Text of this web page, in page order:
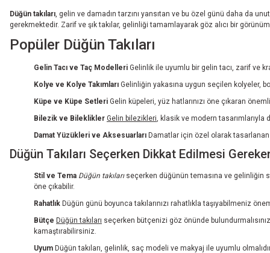
Düğün takıları, gelin ve damadın tarzını yansıtan ve bu özel günü daha da
gerekmektedir. Zarif ve şık takılar, gelinliği tamamlayarak göz alıcı bir
Popüler Düğün Takıları
Gelin Tacı ve Taç Modelleri Gelinlik ile uyumlu bir gelin tacı, zarif ve
Kolye ve Kolye Takımları Gelinliğin yakasına uygun seçilen kolyeler,
Küpe ve Küpe Setleri Gelin küpeleri, yüz hatlarınızı öne çıkaran
Bilezik ve Bileklikler Gelin bilezikleri, klasik ve modern tasarımlarıyla
Damat Yüzükleri ve Aksesuarları Damatlar için özel olarak tasarlanan
Düğün Takıları Seçerken Dikkat Edilmesi
Stil ve Tema Düğün takılarıseçerken düğünün temasına ve gelinliğin
öne çıkabilir.
Rahatlık Düğün günü boyunca takılarınızı rahatlıkla taşıyabilmeniz
Bütçe Düğün takıları seçerken bütçenizi göz önünde
kamaştırabilirsiniz.
Uyum Düğün takıları, gelinlik, saç modeli ve makyaj ile uyumlu